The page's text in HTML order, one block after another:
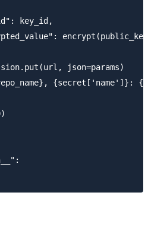
key_id,
json=params)
{secret['name']}: